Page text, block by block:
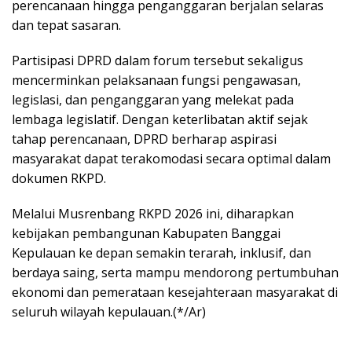
perencanaan hingga penganggaran berjalan selaras
dan tepat sasaran.
Partisipasi DPRD dalam forum tersebut sekaligus
mencerminkan pelaksanaan fungsi pengawasan,
legislasi, dan penganggaran yang melekat pada
lembaga legislatif. Dengan keterlibatan aktif sejak
tahap perencanaan, DPRD berharap aspirasi
masyarakat dapat terakomodasi secara optimal dalam
dokumen RKPD.
Melalui Musrenbang RKPD 2026 ini, diharapkan
kebijakan pembangunan Kabupaten Banggai
Kepulauan ke depan semakin terarah, inklusif, dan
berdaya saing, serta mampu mendorong pertumbuhan
ekonomi dan pemerataan kesejahteraan masyarakat di
seluruh wilayah kepulauan.(*/Ar)